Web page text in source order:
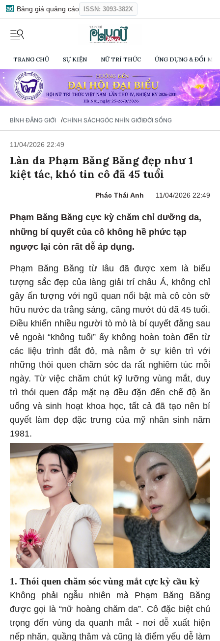
Bảng giá quảng cáo ISSN: 3093-382X
TRANG CHỦ SỰ KIỆN NỮ TRÍ THỨC ỨNG DỤNG & ĐỔI
BÌNH ĐẲNG GIỚI /CHÍNH SÁCHGÓC NHÌN GIỚIĐỜI SỐNG
11/04/2026 22:49
Làn da Phạm Băng Băng đẹp như 1
kiệt tác, khó tin cô đã 45 tuổi
Phác Thái Anh 11/04/2026 22:49
Phạm Băng Băng cực kỳ chăm chỉ dưỡng da,
những bí quyết của cô không hề phức tạp
ngược lại còn rất dễ áp dụng.
Phạm Băng Băng từ lâu đã được xem là biểu
tượng sắc đẹp của làng giải trí châu Á, không chỉ
gây ấn tượng với ngũ quan nổi bật mà cô còn sỡ
hữu nước da trắng sáng, căng mướt dù đã 45 tuổi.
Điều khiến nhiều người tò mò là bí quyết đằng sau
vẻ ngoài “không tuổi” ấy không hoàn toàn đến từ
các liệu trình đắt đỏ, mà nằm ở sự kiên trì với
những thói quen chăm sóc da rất nghiêm túc mỗi
ngày. Từ việc chăm chút kỹ lưỡng vùng mắt, duy
trì thói quen đắp mặt nạ đều đặn đến chế độ ăn
uống và sinh hoạt khoa học, tất cả đã tạo nên bí
quyết làm đẹp đặc trưng của mỹ nhân sinh năm
1981.
1. Thói quen chăm sóc vùng mắt cực kỳ cầu kỳ
Không phải ngẫu nhiên mà Phạm Băng Băng
được gọi là “nữ hoàng chăm da”. Cô đặc biệt chú
trọng đến vùng da quanh mắt - nơi dễ xuất hiện
nếp nhăn, quầng thâm và cũng là điểm yếu dễ làm